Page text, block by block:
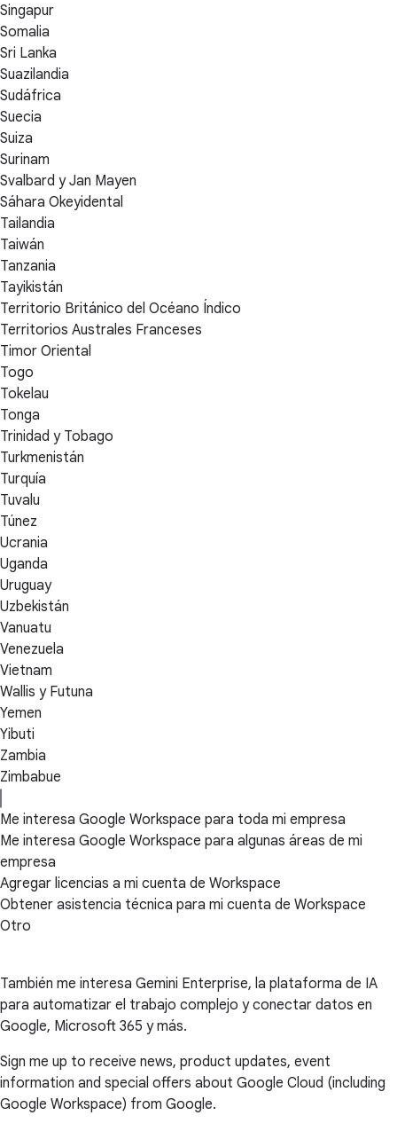
Singapur
Somalia
Sri Lanka
Suazilandia
Sudáfrica
Suecia
Suiza
Surinam
Svalbard y Jan Mayen
Sáhara Okeyidental
Tailandia
Taiwán
Tanzania
Tayikistán
Territorio Británico del Océano Índico
Territorios Australes Franceses
Timor Oriental
Togo
Tokelau
Tonga
Trinidad y Tobago
Turkmenistán
Turquía
Tuvalu
Túnez
Ucrania
Uganda
Uruguay
Uzbekistán
Vanuatu
Venezuela
Vietnam
Wallis y Futuna
Yemen
Yibuti
Zambia
Zimbabue
Me interesa Google Workspace para toda mi empresa
Me interesa Google Workspace para algunas áreas de mi
empresa
Agregar licencias a mi cuenta de Workspace
Obtener asistencia técnica para mi cuenta de Workspace
Otro
También me interesa Gemini Enterprise, la plataforma de IA
para automatizar el trabajo complejo y conectar datos en
Google, Microsoft 365 y más.
Sign me up to receive news, product updates, event
information and special offers about Google Cloud (including
Google Workspace) from Google.